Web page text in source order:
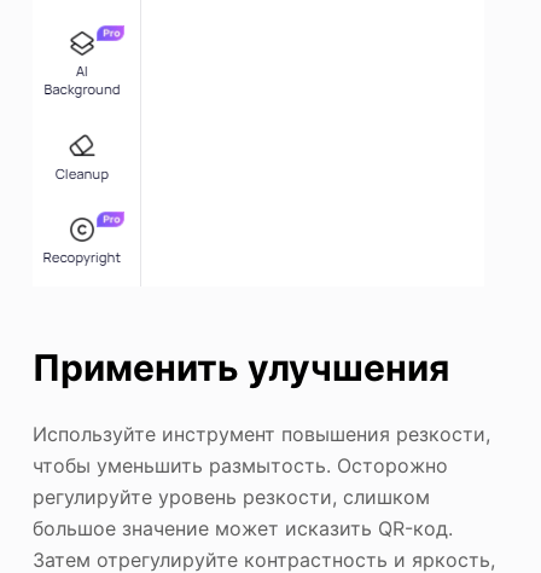
Применить улучшения
Используйте инструмент повышения резкости,
чтобы уменьшить размытость. Осторожно
регулируйте уровень резкости, слишком
большое значение может исказить QR-код.
Затем отрегулируйте контрастность и яркость,